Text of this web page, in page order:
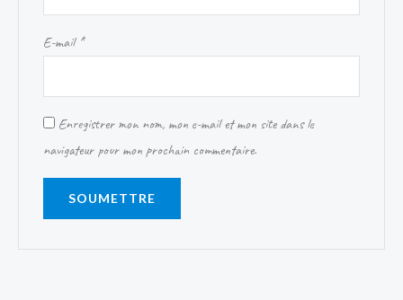
E-mail *
Enregistrer mon nom, mon e-mail et mon site dans le
navigateur pour mon prochain commentaire.